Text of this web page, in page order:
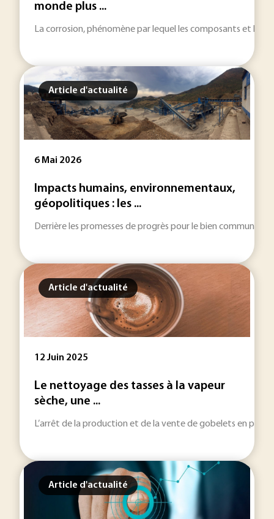
monde plus ...
La corrosion, phénomène par lequel les composants et les
Article d'actualité
6 Mai 2026
Impacts humains, environnementaux,
géopolitiques : les ...
Derrière les promesses de progrès pour le bien commun,
Article d'actualité
12 Juin 2025
Le nettoyage des tasses à la vapeur
sèche, une ...
L’arrêt de la production et de la vente de gobelets en
Article d'actualité